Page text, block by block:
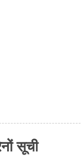
सूची